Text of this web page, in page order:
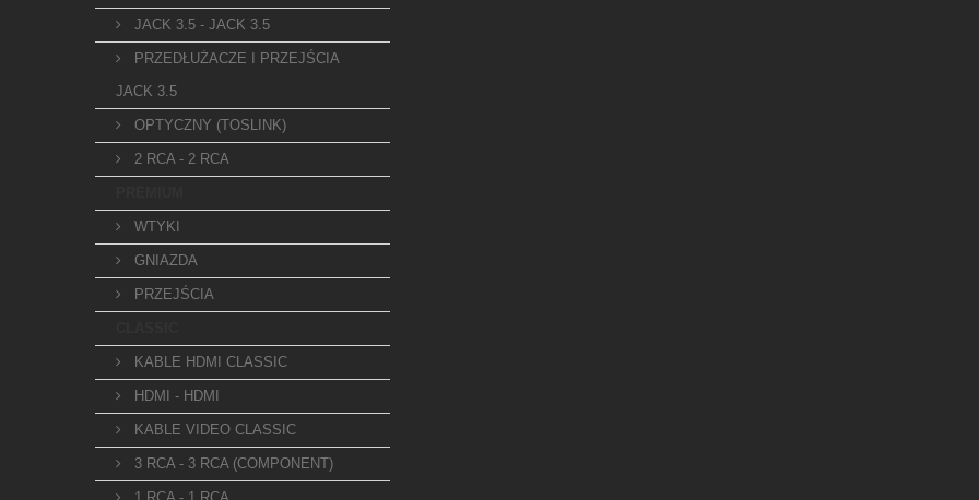
JACK 3.5 - JACK 3.5
PRZEDŁUŻACZE I PRZEJŚCIA
JACK 3.5
OPTYCZNY (TOSLINK)
2 RCA - 2 RCA
WTYKI
GNIAZDA
PRZEJŚCIA
KABLE HDMI CLASSIC
HDMI - HDMI
KABLE VIDEO CLASSIC
3 RCA - 3 RCA (COMPONENT)